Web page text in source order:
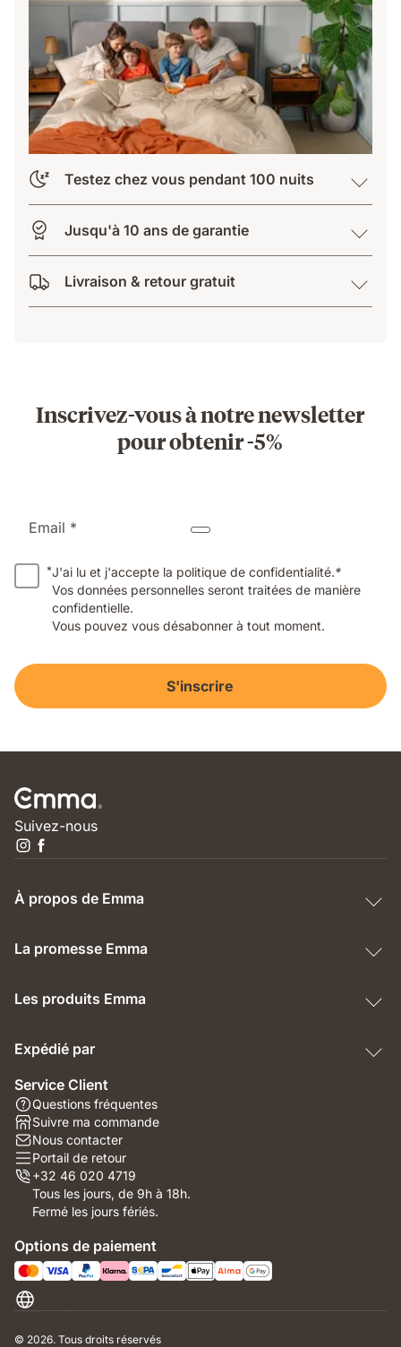
Testez chez vous pendant 100 nuits
Jusqu'à 10 ans de garantie
Livraison & retour gratuit
Inscrivez-vous à notre newsletter
pour obtenir -5%
Email *
*J'ai lu et j'accepte la politique de confidentialité.*
Vos données personnelles seront traitées de manière
confidentielle.
Vous pouvez vous désabonner à tout moment.
S'inscrire
Suivez-nous
À propos de Emma
La promesse Emma
Les produits Emma
Expédié par
Service Client
Questions fréquentes
Suivre ma commande
Nous contacter
Portail de retour
+32 46 020 4719
Tous les jours, de 9h à 18h.
Fermé les jours fériés.
Options de paiement
© 2026. Tous droits réservés